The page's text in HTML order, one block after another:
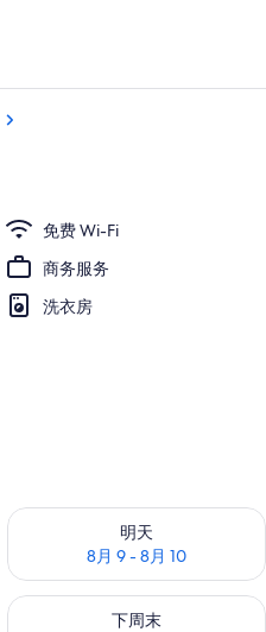
外观
免费 Wi-Fi
商务服务
洗衣房
9
明天
8月 9 - 8月 10
查看明天的空房情况：8月 9 -
月 16
下周末
查看下周末的空房情况：8月